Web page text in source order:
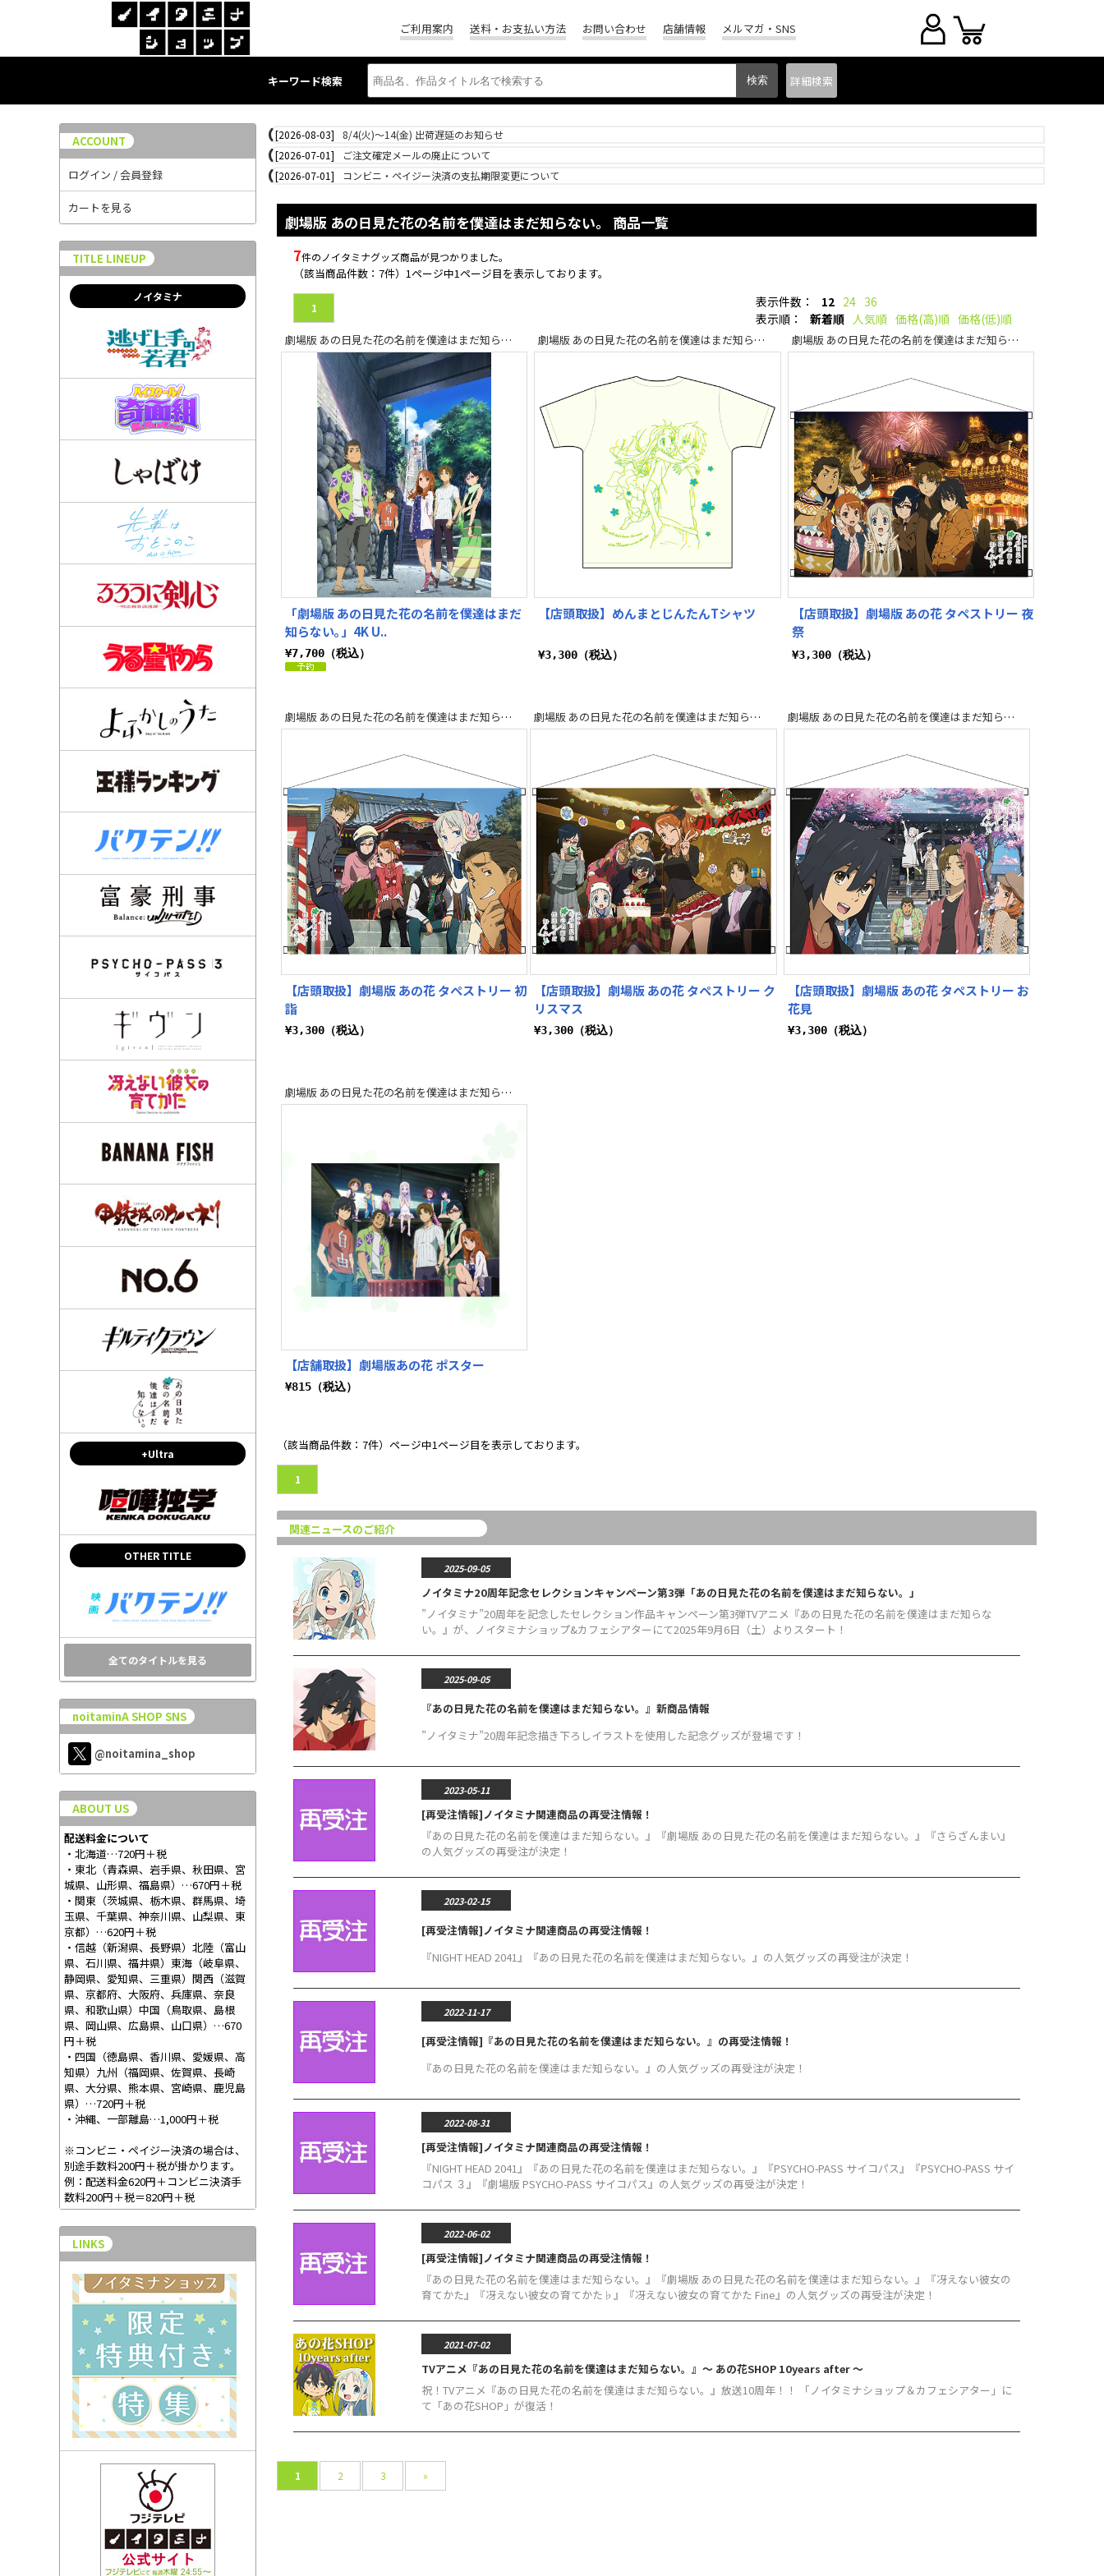
ご利用案内 送料・お支払い方法 お問い合わせ 店舗情報 メルマガ・SNS
キーワード検索 詳細検索
ACCOUNT
ログイン / 会員登録
カートを見る
TITLE LINEUP
ノイタミナ
+Ultra
OTHER TITLE
全てのタイトルを見る
noitaminA SHOP SNS
@noitamina_shop
ABOUT US
配送料金について
・北海道…720円＋税
・東北（青森県、岩手県、秋田県、宮
城県、山形県、福島県）…670円＋税
・関東（茨城県、栃木県、群馬県、埼
玉県、千葉県、神奈川県、山梨県、東
京都）…620円＋税
・信越（新潟県、長野県）北陸（富山
県、石川県、福井県）東海（岐阜県、
静岡県、愛知県、三重県）関西（滋賀
県、京都府、大阪府、兵庫県、奈良
県、和歌山県）中国（鳥取県、島根
県、岡山県、広島県、山口県）…670
円＋税
・四国（徳島県、香川県、愛媛県、高
知県）九州（福岡県、佐賀県、長崎
県、大分県、熊本県、宮崎県、鹿児島
県）…720円＋税
・沖縄、一部離島…1,000円＋税
※コンビニ・ペイジー決済の場合は、
別途手数料200円＋税が掛かります。
例：配送料金620円＋コンビニ決済手
数料200円＋税＝820円＋税
LINKS
[2026-08-03]
8/4(火)～14(金) 出荷遅延のお知らせ
[2026-07-01]
ご注文確定メールの廃止について
[2026-07-01]
コンビニ・ペイジー決済の支払期限変更について
劇場版 あの日見た花の名前を僕達はまだ知らない。 商品一覧
7件のノイタミナグッズ商品が見つかりました。
（該当商品件数：7件）1ページ中1ページ目を表示しております。
1 表示件数： 12 24 36
表示順：
新着順 人気順 価格(高)順 価格(低)順
劇場版 あの日見た花の名前を僕達はまだ知らない。
「劇場版 あの日見た花の名前を僕達はまだ
知らない｡」4K U..
¥7,700（税込）
劇場版 あの日見た花の名前を僕達はまだ知らない。
【店頭取扱】めんまとじんたんTシャツ
¥3,300（税込）
劇場版 あの日見た花の名前を僕達はまだ知らない。
【店頭取扱】劇場版 あの花 タペストリー 夜
祭
¥3,300（税込）
劇場版 あの日見た花の名前を僕達はまだ知らない。
【店頭取扱】劇場版 あの花 タペストリー 初
詣
¥3,300（税込）
劇場版 あの日見た花の名前を僕達はまだ知らない。
【店頭取扱】劇場版 あの花 タペストリー ク
リスマス
¥3,300（税込）
劇場版 あの日見た花の名前を僕達はまだ知らない。
【店頭取扱】劇場版 あの花 タペストリー お
花見
¥3,300（税込）
劇場版 あの日見た花の名前を僕達はまだ知らない。
【店舗取扱】劇場版あの花 ポスター
¥815（税込）
（該当商品件数：7件）ページ中1ページ目を表示しております。
1
関連ニュースのご紹介
2025-09-05
ノイタミナ20周年記念セレクションキャンペーン第3弾「あの日見た花の名前を僕達はまだ知らない。」
”ノイタミナ”20周年を記念したセレクション作品キャンペーン第3弾TVアニメ『あの日見た花の名前を僕達はまだ知らな
い。』が、ノイタミナショップ&カフェシアターにて2025年9月6日（土）よりスタート！
2025-09-05
『あの日見た花の名前を僕達はまだ知らない。』新商品情報
”ノイタミナ”20周年記念描き下ろしイラストを使用した記念グッズが登場です！
2023-05-11
[再受注情報]ノイタミナ関連商品の再受注情報！
『あの日見た花の名前を僕達はまだ知らない。』『劇場版 あの日見た花の名前を僕達はまだ知らない。』『さらざんまい』
の人気グッズの再受注が決定！
2023-02-15
[再受注情報]ノイタミナ関連商品の再受注情報！
『NIGHT HEAD 2041』『あの日見た花の名前を僕達はまだ知らない。』の人気グッズの再受注が決定！
2022-11-17
[再受注情報]『あの日見た花の名前を僕達はまだ知らない。』の再受注情報！
『あの日見た花の名前を僕達はまだ知らない。』の人気グッズの再受注が決定！
2022-08-31
[再受注情報]ノイタミナ関連商品の再受注情報！
『NIGHT HEAD 2041』『あの日見た花の名前を僕達はまだ知らない。』『PSYCHO-PASS サイコパス』『PSYCHO-PASS サイ
コパス ３』『劇場版 PSYCHO-PASS サイコパス』の人気グッズの再受注が決定！
2022-06-02
[再受注情報]ノイタミナ関連商品の再受注情報！
『あの日見た花の名前を僕達はまだ知らない。』『劇場版 あの日見た花の名前を僕達はまだ知らない。』『冴えない彼女の
育てかた』『冴えない彼女の育てかた♭』『冴えない彼女の育てかた Fine』の人気グッズの再受注が決定！
2021-07-02
TVアニメ『あの日見た花の名前を僕達はまだ知らない。』～ あの花SHOP 10years after ～
祝！TVアニメ『あの日見た花の名前を僕達はまだ知らない。』放送10周年！！ 「ノイタミナショップ＆カフェシアター」に
て「あの花SHOP」が復活！
1 2 3 »